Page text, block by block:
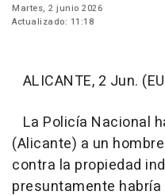
Martes, 2 junio 2026
Actualizado: 11:18
ALICANTE, 2 Jun.
La Policía Nacional
(Alicante) a un
contra la propiedad
presuntamente